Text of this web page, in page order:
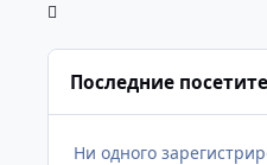
Последние
Ни одного